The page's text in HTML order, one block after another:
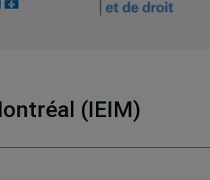
(IEIM)